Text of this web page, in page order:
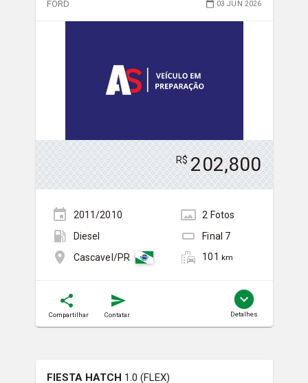
FORD 03 JUN 2026
R$ 202,800
2011/2010 2 Fotos
Diesel
Final 7
Cascavel/PR
101 km
Compartilhar Contatar Detalhes
FIESTA HATCH 1.0 (FLEX)